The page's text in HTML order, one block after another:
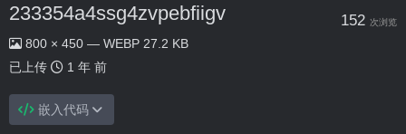
233354a4ssg4zvpebfiigv 152 次浏览
800 × 450 — WEBP 27.2 KB
已上传
1 年 前
嵌入代码